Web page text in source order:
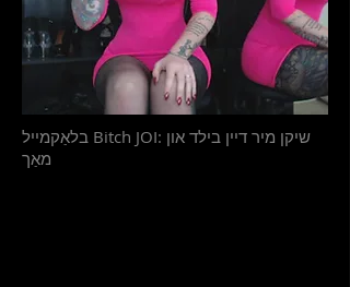
בלאַקמייל Bitch JOI: שיקן מיר דיין בילד און
מאַך